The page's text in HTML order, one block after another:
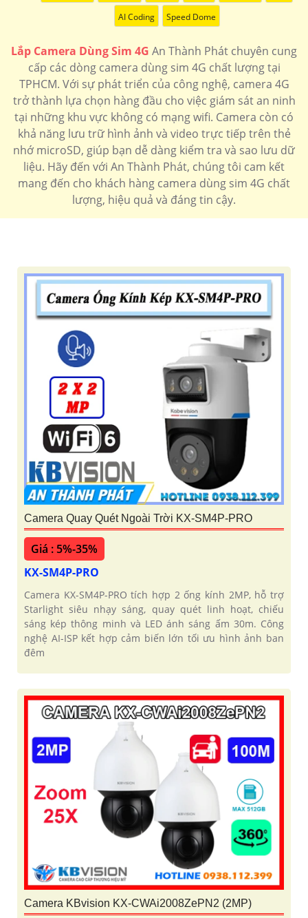
AI Coding Speed Dome
Lắp Camera Dùng Sim 4G An Thành Phát chuyên cung
cấp các dòng camera dùng sim 4G chất lượng tại
TPHCM. Với sự phát triển của công nghệ, camera 4G
trở thành lựa chọn hàng đầu cho việc giám sát an ninh
tại những khu vực không có mạng wifi. Camera còn có
khả năng lưu trữ hình ảnh và video trực tiếp trên thẻ
nhớ microSD, giúp bạn dễ dàng kiểm tra và sao lưu dữ
liệu. Hãy đến với An Thành Phát, chúng tôi cam kết
mang đến cho khách hàng camera dùng sim 4G chất
lượng, hiệu quả và đáng tin cậy.
Camera Quay Quét Ngoài Trời KX-SM4P-PRO
Giá : 5%-35%
KX-SM4P-PRO
Camera KX-SM4P-PRO tích hợp 2 ống kính 2MP, hỗ trợ
Starlight siêu nhạy sáng, quay quét linh hoạt, chiếu
sáng kép thông minh và LED ánh sáng ấm 30m. Công
nghệ AI-ISP kết hợp cảm biến lớn tối ưu hình ảnh ban
đêm
Camera KBvision KX-CWAi2008ZePN2 (2MP)